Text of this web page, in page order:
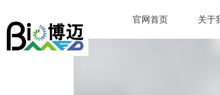
官网首页 关于
Control Render